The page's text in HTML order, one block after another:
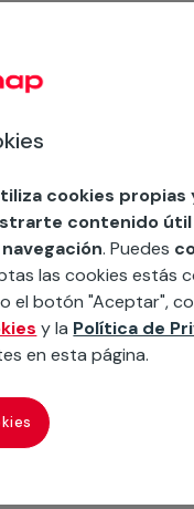
de
los
cookies propias
contenido
. Puedes
las cookies estás
el botón "Aceptar",
y la Política de
en esta página.